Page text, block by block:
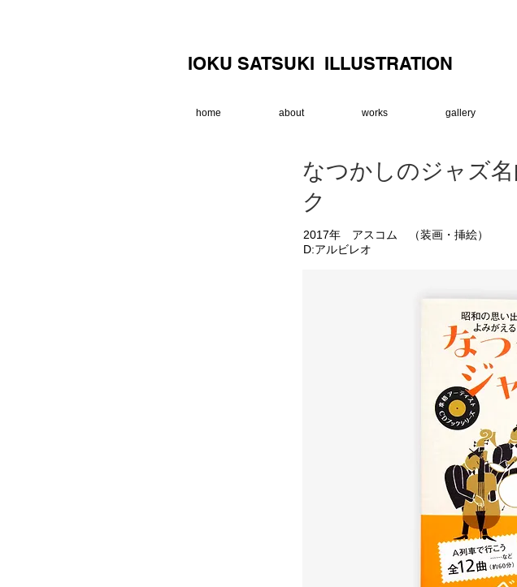
IOKU SATSUKI ILLUSTRATION
home about works gallery
なつかしのジャズ名
ク
2017年 アスコム （装画・挿絵）
D:​アルビレオ